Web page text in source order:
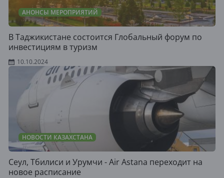
АНОНСЫ МЕРОПРИЯТИЙ
В Таджикистане состоится Глобальный форум по
инвестициям в туризм
10.10.2024
НОВОСТИ КАЗАХСТАНА
Сеул, Тбилиси и Урумчи - Air Astana переходит на
новое расписание